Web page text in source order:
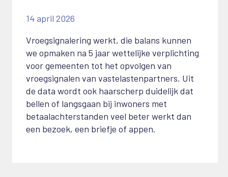
14 april 2026
Vroegsignalering werkt, die balans kunnen
we opmaken na 5 jaar wettelijke verplichting
voor gemeenten tot het opvolgen van
vroegsignalen van vastelastenpartners. Uit
de data wordt ook haarscherp duidelijk dat
bellen of langsgaan bij inwoners met
betaalachterstanden veel beter werkt dan
een bezoek, een briefje of appen.